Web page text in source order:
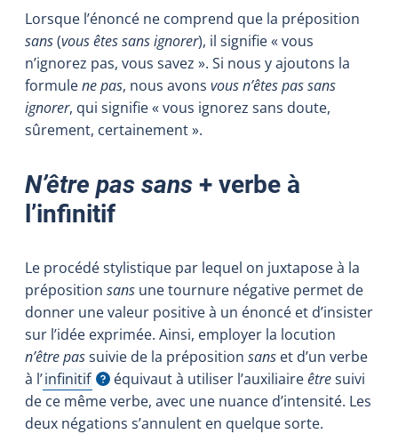
Lorsque l’énoncé ne comprend que la préposition
sans(vous êtes sans ignorer), il signifie « vous
n’ignorez pas, vous savez ». Si nous y ajoutons la
formulene pas, nous avons vous n’êtes pas sans
ignorer, qui signifie « vous ignorez sans doute,
sûrement, certainement ».
N’être pas sans + verbe à
l’infinitif
Le procédé stylistique par lequel on juxtapose à la
préposition sans une tournure négative permet de
donner une valeur positive à un énoncé et d’insister
sur l’idée exprimée. Ainsi, employer la locution
n’être passuivie de la préposition sans et d’un verbe
à l’infinitif
Afficher l'infobulleéquivaut à utiliser l’auxiliaireêtresuivi
de ce même verbe, avec une nuance d’intensité. Les
deux négations s’annulent en quelque sorte.